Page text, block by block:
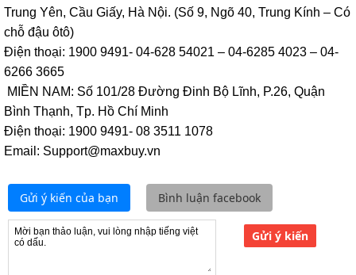
Trung Yên, Cầu Giấy, Hà Nội. (Số 9, Ngõ 40, Trung Kính – Có
chỗ đậu ôtô)
Điện thoại: 1900 9491- 04-628 54021 – 04-6285 4023 – 04-
6266 3665
MIỀN NAM: Số 101/28 Đường Đinh Bộ Lĩnh, P.26, Quận
Bình Thạnh, Tp. Hồ Chí Minh
Điện thoại: 1900 9491- 08 3511 1078
Email: Support@maxbuy.vn
Gửi ý kiến của bạn Bình luận facebook
Gửi ý kiến